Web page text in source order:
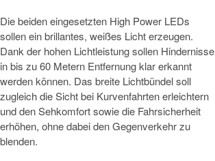
Die beiden eingesetzten High Power LEDs
sollen ein brillantes, weißes Licht erzeugen.
Dank der hohen Lichtleistung sollen Hindernisse
in bis zu 60 Metern Entfernung klar erkannt
werden können. Das breite Lichtbündel soll
zugleich die Sicht bei Kurvenfahrten erleichtern
und den Sehkomfort sowie die Fahrsicherheit
erhöhen, ohne dabei den Gegenverkehr zu
blenden.